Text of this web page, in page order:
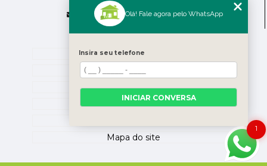
residencialpiresdepaula@gmail.com
Home
Empresa
Blog
Contato
Mapa do site
1
Olá! Fale agora pelo WhatsApp
Insira seu telefone
INICIAR CONVERSA